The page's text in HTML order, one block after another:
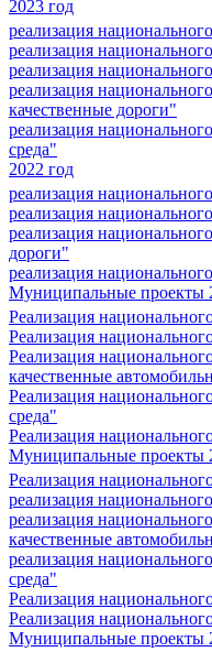
2023 год
реализация
реализация
реализация
реализация
качественные дороги"
реализация
среда"
2022 год
реализация
реализация
реализация
дороги"
реализация
Муниципальные проекты
Реализация
Реализация
Реализация
качественные
Реализация
среда"
Реализация
Муниципальные проекты
Реализация
реализация
реализация
качественные
реализация
среда"
Реализация
Реализация
Муниципальные проекты